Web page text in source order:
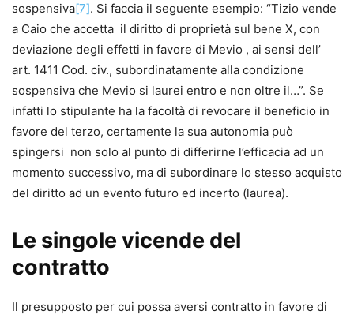
sospensiva[7]. Si faccia il seguente esempio: “Tizio vende
a Caio che accetta il diritto di proprietà sul bene X, con
deviazione degli effetti in favore di Mevio , ai sensi dell’
art. 1411 Cod. civ., subordinatamente alla condizione
sospensiva che Mevio si laurei entro e non oltre il…”. Se
infatti lo stipulante ha la facoltà di revocare il beneficio in
favore del terzo, certamente la sua autonomia può
spingersi non solo al punto di differirne l’efficacia ad un
momento successivo, ma di subordinare lo stesso acquisto
del diritto ad un evento futuro ed incerto (laurea).
Le singole vicende del
contratto
Il presupposto per cui possa aversi contratto in favore di